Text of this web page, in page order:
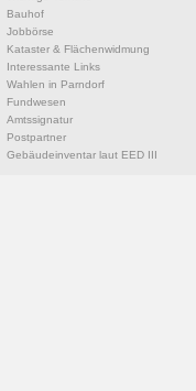
Bauhof
Jobbörse
Kataster & Flächenwidmung
Interessante Links
Wahlen in Parndorf
Fundwesen
Amtssignatur
Postpartner
Gebäudeinventar laut EED III